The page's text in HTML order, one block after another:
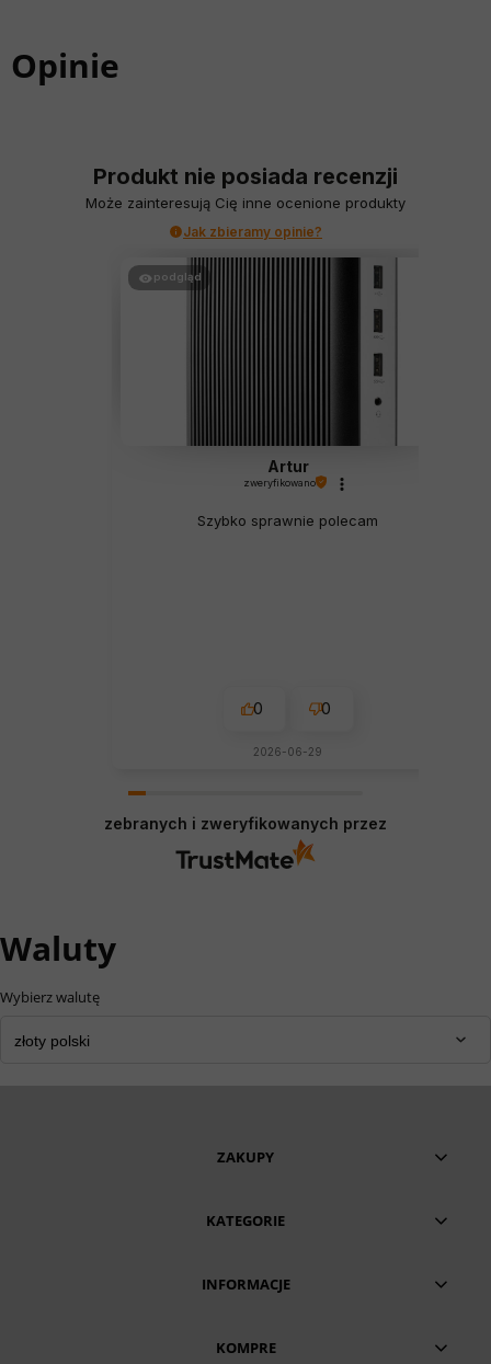
Opinie
Produkt nie posiada recenzji
Może zainteresują Cię inne ocenione produkty
Jak zbieramy opinie?
podgląd
Artur
zweryfikowano
Szybko sprawnie polecam
0 0
2026-06-29
zebranych i zweryfikowanych przez
Waluty
Wybierz walutę
ZAKUPY
KATEGORIE
INFORMACJE
KOMPRE